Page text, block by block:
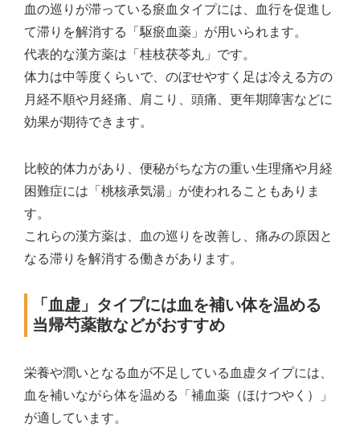
血の巡りが滞っている瘀血タイプには、血行を促進し
て滞りを解消する「駆瘀血薬」が用いられます。
代表的な漢方薬は「桂枝茯苓丸」です。
体力は中等度くらいで、のぼせやすく足は冷える方の
月経不順や月経痛、肩こり、頭痛、更年期障害などに
効果が期待できます。
比較的体力があり、便秘がちな方の重い生理痛や月経
困難症には「桃核承気湯」が使われることもありま
す。
これらの漢方薬は、血の巡りを改善し、痛みの原因と
なる滞りを解消する働きがあります。
「血虚」タイプには血を補い体を温める
当帰芍薬散などがおすすめ
栄養や潤いとなる血が不足している血虚タイプには、
血を補いながら体を温める「補血薬（ほけつやく）」
が適しています。